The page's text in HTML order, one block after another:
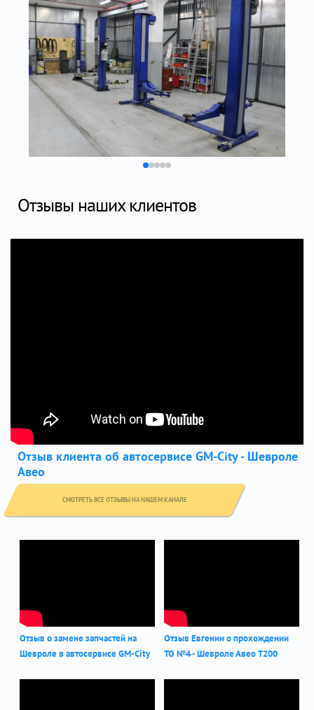
Отзывы наших клиентов
Отзыв клиента об автосервисе GM-City - Шевроле
Авео
СМОТРЕТЬ ВСЕ ОТЗЫВЫ НА НАШЕМ КАНАЛЕ
Отзыв о замене запчастей на
Шевроле в автосервисе GM-City
Отзыв Евгении о прохождении
ТО №4 - Шевроле Авео Т200